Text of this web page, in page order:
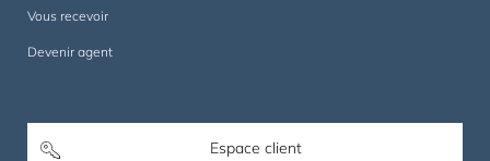
Vous recevoir
Devenir agent
Espace client